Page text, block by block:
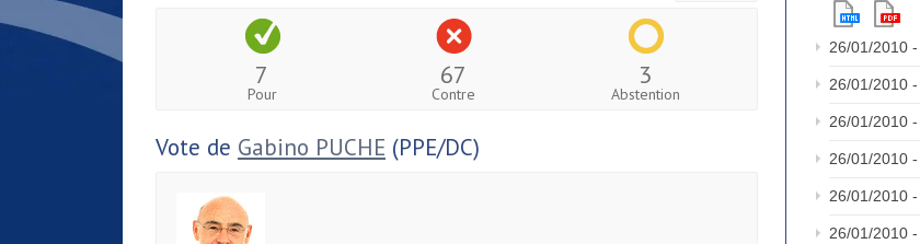
7
Pour
67
Contre
3
Abstention
Vote de Gabino PUCHE (PPE/DC)
26/01/2010 -
26/01/2010 -
26/01/2010 -
26/01/2010 -
26/01/2010 -
26/01/2010 -